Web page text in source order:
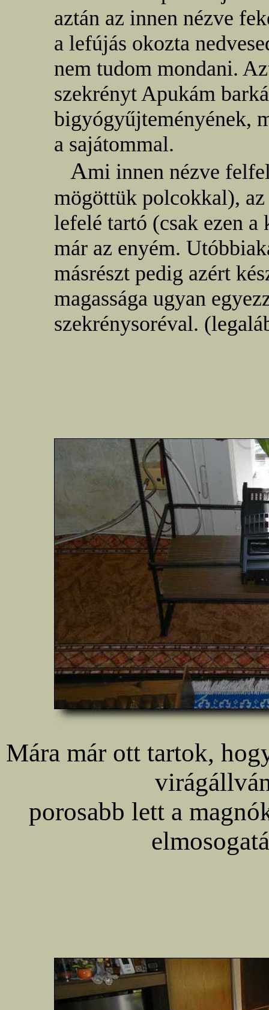
aztán az innen nézve
a lefújás okozta
nem tudom mondani.
szekrényt Apukám
bigyógyűjteményének,
a sajátommal.
Ami innen nézve
mögöttük polcokkal),
lefelé tartó (csak ezen
már az enyém.
másrészt pedig azért
magassága ugyan
szekrénysoréval.
Mára már ott tartok,
porosabb lett a